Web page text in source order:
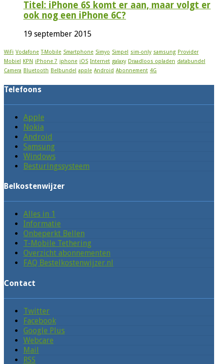
Titel: iPhone 6S komt er aan, maar volgt er
ook nog een iPhone 6C?
19 september 2015
WiFi Vodafone T-Mobile Smartphone Simyo Simpel sim-only samsung Provider
Mobiel
KPN iPhone 7 iphone iOS Internet galaxy Draadloos opladen databundel
Camera Bluetooth Belbundel apple Android Abonnement 4G
Telefoons
Apple
Nokia
Android
Samsung
Windows
Besturingssysteem
Belkostenwijzer
Alles in 1
Informatie
Onbeperkt Bellen
T-Mobile Tethering
Overzicht abonnementen
FAQ Bestelkostenwijzer.nl
Contact
Twitter
Facebook
Google Plus
Webcare
Mail
RSS